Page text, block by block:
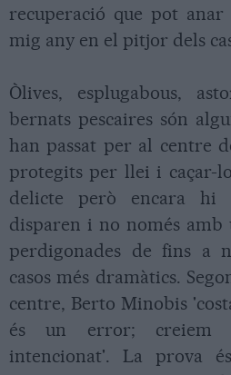
recuperació que pot
mig any en el pitjor dels
Òlives, esplugabous,
bernats pescaires són
han passat per al centre
protegits per llei i caçar-
delicte però encara hi
disparen i no només
perdigonades de fins a
casos més dramàtics.
centre, Berto Minobis
és un error; creiem
intencionat'. La prova